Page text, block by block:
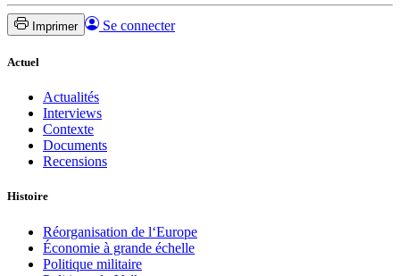
Imprimer Se connecter
Actuel
Actualités
Interviews
Contexte
Documents
Recensions
Histoire
Réorganisation de l‘Europe
Économie à grande échelle
Politique militaire